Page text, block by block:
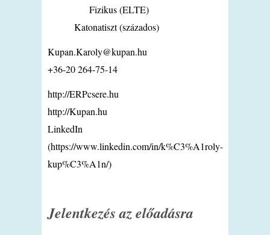
Fizikus (ELTE)
Katonatiszt (százados)
Kupan.Karoly@kupan.hu
+36-20 264-75-14
http://ERPcsere.hu
http://Kupan.hu
LinkedIn
(https://www.linkedin.com/in/k%C3%A1roly-
kup%C3%A1n/)
Jelentkezés az előadásra